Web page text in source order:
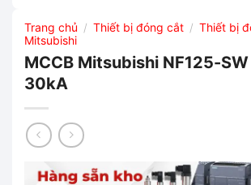
Trang chủ / Thiết bị đóng cắt / Thiết bị
Mitsubishi
MCCB Mitsubishi NF125-
30kA